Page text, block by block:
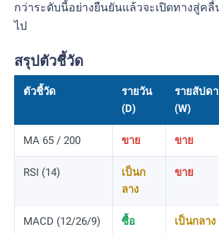
กว่าระดับนี้อย่างยืนยันแล้วจะเปิดทางสู่ค
ไป
สรุปตัวชี้วัด
ตัวชี้วัด
รายวัน
(D)
รายสัปด
(W)
MA 65 / 200 ขาย ขาย
RSI (14)
เป็นก
ลาง
ขาย
MACD (12/26/9) ซื้อ เป็นกลาง